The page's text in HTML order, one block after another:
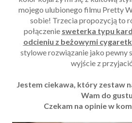
mojego ulubionego filmu Pretty
sobie! Trzecia propozycją to
połączenie sweterka typu
odcieniu z beżowymi
stylowe rozwiązanie jako pewny
wyjście z
Jestem ciekawa, który zestaw
Wam do
Czekam na opinie w